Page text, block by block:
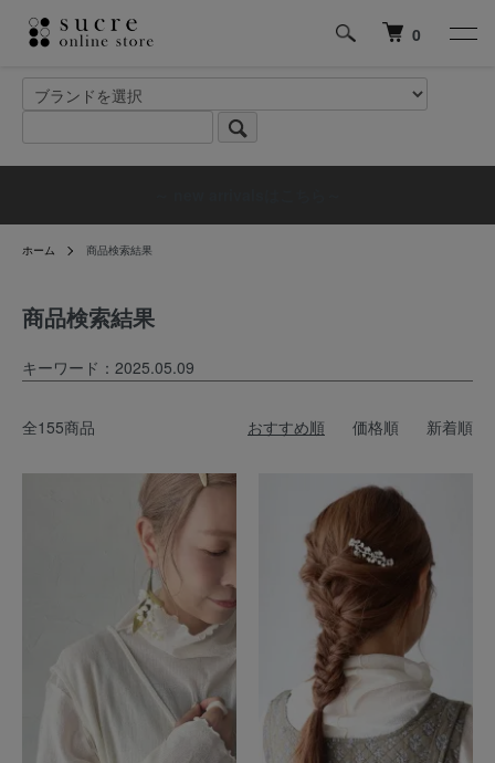
0
ホーム 商品検索結果
商品検索結果
キーワード：2025.05.09
全155商品 おすすめ順 価格順 新着順